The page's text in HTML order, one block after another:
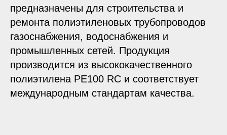
предназначены для строительства и
ремонта полиэтиленовых трубопроводов
газоснабжения, водоснабжения и
промышленных сетей. Продукция
производится из высококачественного
полиэтилена PE100 RC и соответствует
международным стандартам качества.